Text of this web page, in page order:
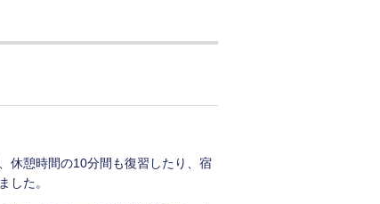
休憩時間の10分間も復習したり、宿
した。